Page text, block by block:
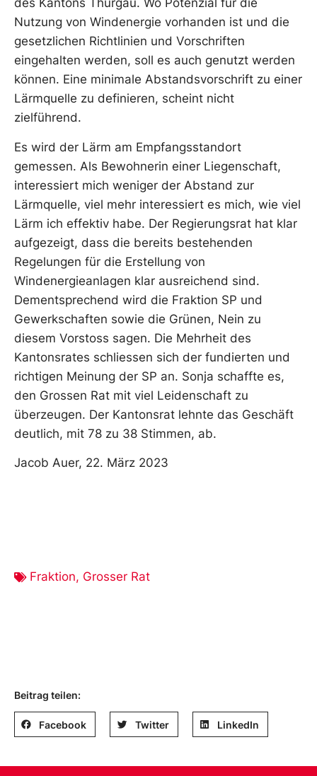
des Kantons Thurgau. Wo Potenzial für die
Nutzung von Windenergie vorhanden ist und die
gesetzlichen Richtlinien und Vorschriften
eingehalten werden, soll es auch genutzt werden
können. Eine minimale Abstandsvorschrift zu einer
Lärmquelle zu definieren, scheint nicht
zielführend.
Es wird der Lärm am Empfangsstandort
gemessen. Als Bewohnerin einer Liegenschaft,
interessiert mich weniger der Abstand zur
Lärmquelle, viel mehr interessiert es mich, wie viel
Lärm ich effektiv habe. Der Regierungsrat hat klar
aufgezeigt, dass die bereits bestehenden
Regelungen für die Erstellung von
Windenergieanlagen klar ausreichend sind.
Dementsprechend wird die Fraktion SP und
Gewerkschaften sowie die Grünen, Nein zu
diesem Vorstoss sagen. Die Mehrheit des
Kantonsrates schliessen sich der fundierten und
richtigen Meinung der SP an. Sonja schaffte es,
den Grossen Rat mit viel Leidenschaft zu
überzeugen. Der Kantonsrat lehnte das Geschäft
deutlich, mit 78 zu 38 Stimmen, ab.
Jacob Auer, 22. März 2023
Fraktion, Grosser Rat
Beitrag teilen:
Facebook Twitter LinkedIn